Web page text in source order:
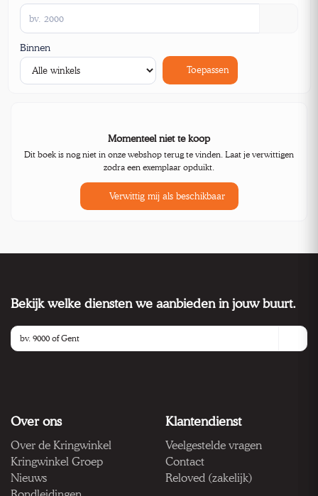
Binnen
Toepassen
Momenteel niet te koop
Dit boek is nog niet in onze webshop terug te vinden. Laat je verwittigen
zodra een exemplaar opduikt.
Verwittig mij als beschikbaar
Bekijk welke diensten we aanbieden in jouw buurt.
Over ons
Over de Kringwinkel
Kringwinkel Groep
Nieuws
Klantendienst
Veelgestelde vragen
Contact
Reloved (zakelijk)